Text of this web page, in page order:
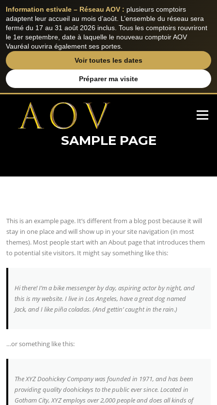
Information estivale – Réseau AOV : plusieurs comptoirs
adaptent leur accueil au mois d’août. L’ensemble du réseau sera
fermé du 17 au 31 août 2026 inclus. Tous les comptoirs rouvriront
le 1er septembre, date à laquelle le nouveau comptoir AOV
Vauréal ouvrira également ses portes.
Voir toutes les dates
Préparer ma visite
contenu
Menu
SAMPLE PAGE
This is an example page. It’s different from a blog post because it will
stay in one place and will show up in your site navigation (in most
themes). Most people start with an About page that introduces them
to potential site visitors. It might say something like this:
Hi there! I’m a bike messenger by day, aspiring actor by night, and
this is my website. I live in Los Angeles, have a great dog named
Jack, and I like piña coladas. (And gettin’ caught in the rain.)
…or something like this:
The XYZ Doohickey Company was founded in 1971, and has been
providing quality doohickeys to the public ever since. Located in
Gotham City, XYZ employs over 2,000 people and does all kinds of